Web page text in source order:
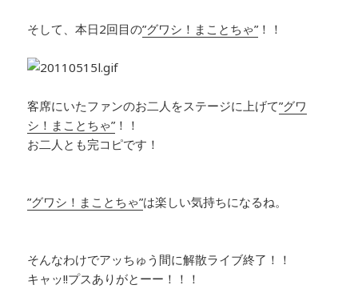
そして、本日2回目の”グワシ！まことちゃ” ！！
客席にいたファンのお二人をステージに上げて”グワ
シ！まことちゃ” ！！
お二人とも完コピです！
”グワシ！まことちゃ”は楽しい気持ちになるね。
そんなわけでアッちゅう間に解散ライブ終了！！
キャッ!!プスありがとーー！！！